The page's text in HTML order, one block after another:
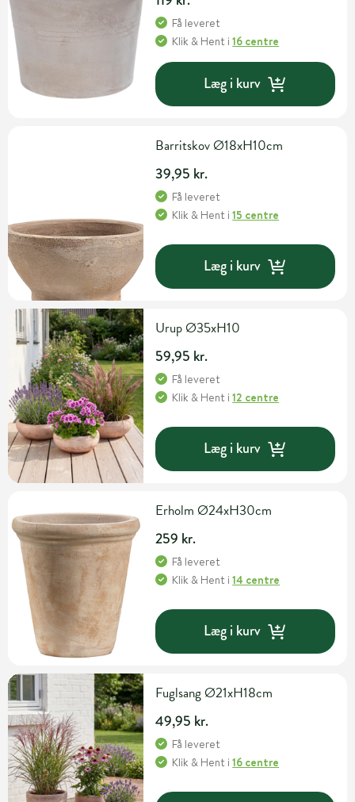
Få leveret
Klik & Hent i16 centre
Læg i kurv
Barritskov Ø18xH10cm
39,95 kr.
Få leveret
Klik & Hent i15 centre
Læg i kurv
Urup Ø35xH10
59,95 kr.
Få leveret
Klik & Hent i12 centre
Læg i kurv
Erholm Ø24xH30cm
259 kr.
Få leveret
Klik & Hent i14 centre
Læg i kurv
Fuglsang Ø21xH18cm
49,95 kr.
Få leveret
Klik & Hent i16 centre